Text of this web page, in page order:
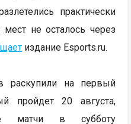
практически
не осталось через
издание Esports.ru.
раскупили на первый
пройдет 20 августа,
матчи в субботу